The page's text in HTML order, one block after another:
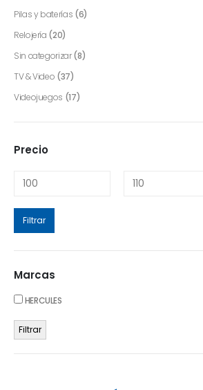
Pilas y baterías (6)
Relojería (20)
Sin categorizar(8)
TV & Video (37)
Videojuegos (17)
Precio
Filtrar
Marcas
HERCULES
Filtrar